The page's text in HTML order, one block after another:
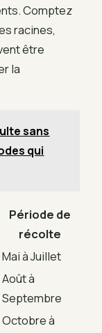
Comptez
racines,
être
la
sans
qui
Période de
récolte
Mai à Juillet
Août à
Septembre
Octobre à